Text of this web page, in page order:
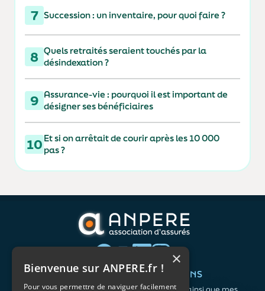
7 Succession : un inventaire, pour quoi faire ?
8 Quels retraités seraient touchés par la
désindexation ?
9 Assurance-vie : pourquoi il est important de
désigner ses bénéficiaires
10 Et si on arrêtait de courir après les 10 000
pas ?
QUI SOMMES-NOUS ? VOS BESOINS
×
Bienvenue sur ANPERE.fr !
Pour vous permettre de naviguer facilement